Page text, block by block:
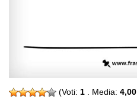
(Voti: 1 . Media: 4,00